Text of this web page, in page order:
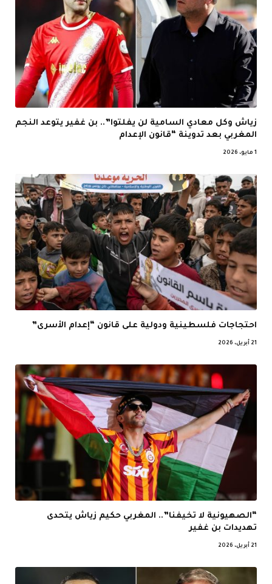
زياش وكل معادي السامية لن يفلتوا”.. بن غفير يتوعد النجم
المغربي بعد تدوينة “قانون الإعدام
1 مايو، 2026
احتجاجات فلسطينية ودولية على قانون “إعدام الأسرى”
21 أبريل، 2026
“الصهيونية لا تخيفنا”.. المغربي حكيم زياش يتحدى
تهديدات بن غفير
21 أبريل، 2026